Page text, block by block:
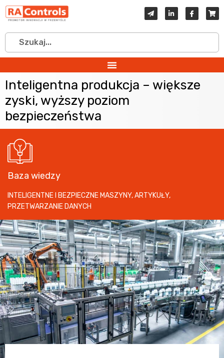
Baza wiedzy
INTELIGENTNE I BEZPIECZNE MASZYNY,ARTYKUŁY,
PRZETWARZANIE DANYCH
Inteligentna produkcja – większe
zyski, wyższy poziom
bezpieczeństwa